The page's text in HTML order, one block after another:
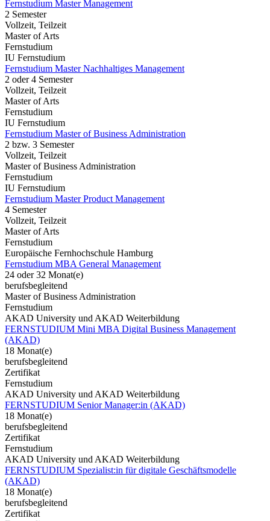
Fernstudium Master Management
2 Semester
Vollzeit, Teilzeit
Master of Arts
Fernstudium
IU Fernstudium
Fernstudium Master Nachhaltiges Management
2 oder 4 Semester
Vollzeit, Teilzeit
Master of Arts
Fernstudium
IU Fernstudium
Fernstudium Master of Business Administration
2 bzw. 3 Semester
Vollzeit, Teilzeit
Master of Business Administration
Fernstudium
IU Fernstudium
Fernstudium Master Product Management
4 Semester
Vollzeit, Teilzeit
Master of Arts
Fernstudium
Europäische Fernhochschule Hamburg
Fernstudium MBA General Management
24 oder 32 Monat(e)
berufsbegleitend
Master of Business Administration
Fernstudium
AKAD University und AKAD Weiterbildung
FERNSTUDIUM Mini MBA Digital Business Management
(AKAD)
18 Monat(e)
berufsbegleitend
Zertifikat
Fernstudium
AKAD University und AKAD Weiterbildung
FERNSTUDIUM Senior Manager:in (AKAD)
18 Monat(e)
berufsbegleitend
Zertifikat
Fernstudium
AKAD University und AKAD Weiterbildung
FERNSTUDIUM Spezialist:in für digitale Geschäftsmodelle
(AKAD)
18 Monat(e)
berufsbegleitend
Zertifikat